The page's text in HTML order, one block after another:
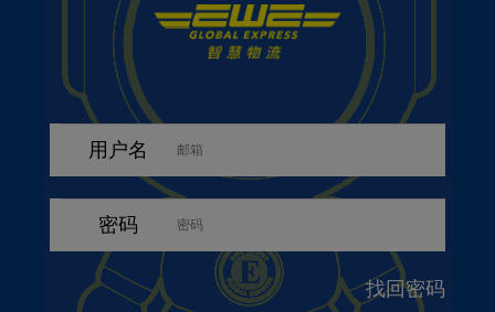
用户名
密码
找回密码